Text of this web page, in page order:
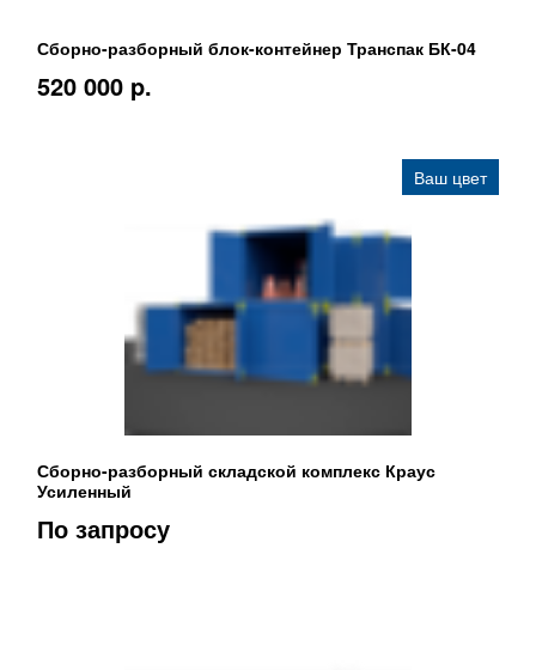
Сборно-разборный блок-контейнер Транспак БК-04
520 000 p.
Ваш цвет
Сборно-разборный складской комплекс Краус
Усиленный
По запросу